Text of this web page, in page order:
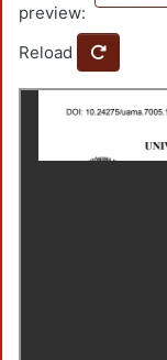
preview:
Reload